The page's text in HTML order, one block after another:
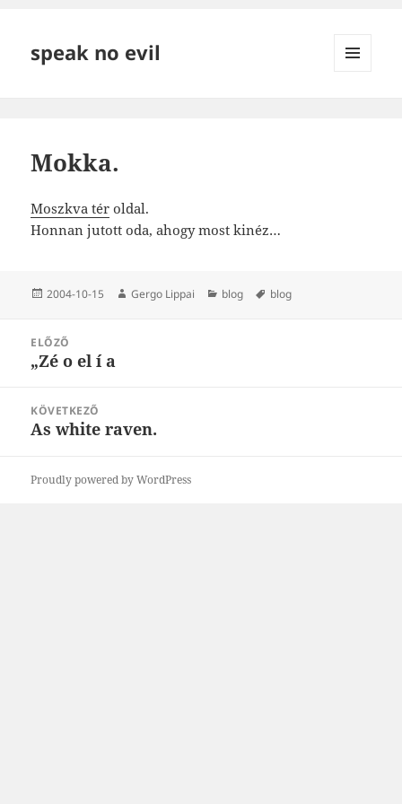
speak no evil
Mokka.
Moszkva tér oldal.
Honnan jutott oda, ahogy most kinéz…
Közzétéve
2004-10-15 Szerző
Gergo Lippai Kategória
blog Címke
blog
navigáció
ELŐZŐ
Korábbi
„Zé o el í a
KÖVETKEZŐ
Következő
As white raven.
Proudly powered by WordPress